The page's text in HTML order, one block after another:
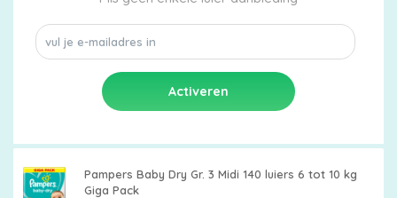
Pampers Baby Dry Gr. 3 Midi 140 luiers 6 tot 10 kg
Giga Pack